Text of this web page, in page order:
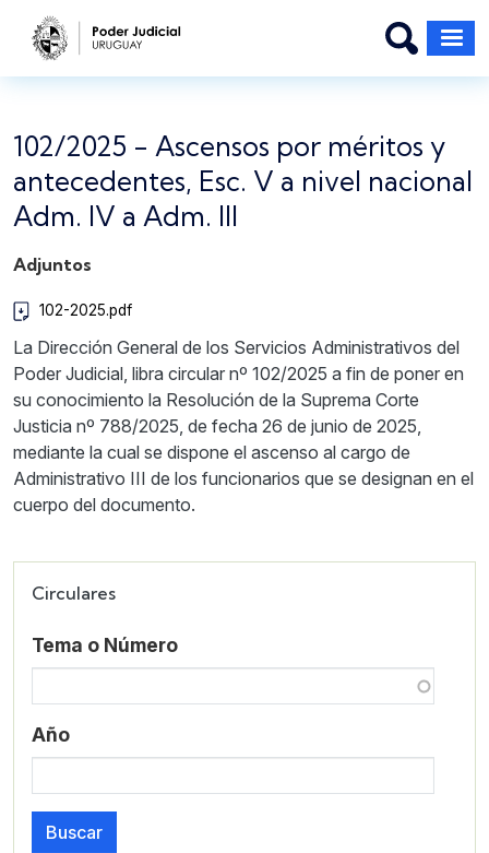
Pasar al contenido principal
102/2025 - Ascensos por méritos y
antecedentes, Esc. V a nivel nacional
Adm. IV a Adm. III
Adjuntos
102-2025.pdf
La Dirección General de los Servicios Administrativos del
Poder Judicial, libra circular nº 102/2025 a fin de poner en
su conocimiento la Resolución de la Suprema Corte
Justicia nº 788/2025, de fecha 26 de junio de 2025,
mediante la cual se dispone el ascenso al cargo de
Administrativo III de los funcionarios que se designan en el
cuerpo del documento.
Circulares
Tema o Número
Año
Buscar